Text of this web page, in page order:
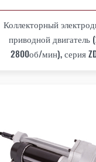
Коллекторный
приводной двигатель
2800об/мин), серия